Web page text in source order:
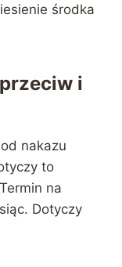
środka
i
nakazu
to
na
Dotyczy